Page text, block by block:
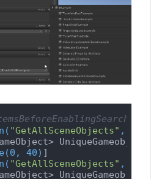
】查
"GetAllSceneObjects" ,
40) ]
"GetAllSceneObjects" ,